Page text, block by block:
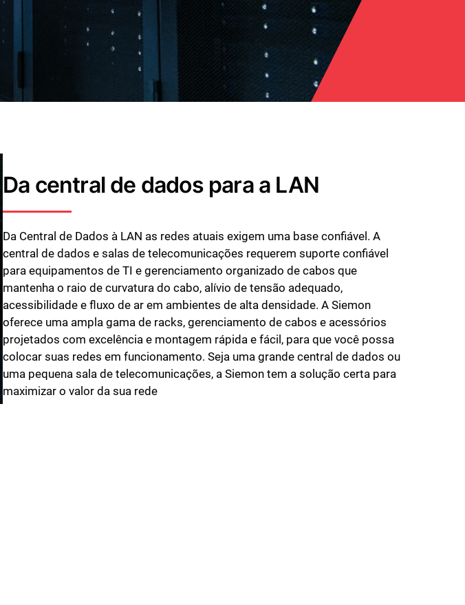
Da central de dados para a LAN
Da Central de Dados à LAN as redes atuais exigem uma base confiável. A
central de dados e salas de telecomunicações requerem suporte confiável
para equipamentos de TI e gerenciamento organizado de cabos que
mantenha o raio de curvatura do cabo, alívio de tensão adequado,
acessibilidade e fluxo de ar em ambientes de alta densidade. A Siemon
oferece uma ampla gama de racks, gerenciamento de cabos e acessórios
projetados com excelência e montagem rápida e fácil, para que você possa
colocar suas redes em funcionamento. Seja uma grande central de dados ou
uma pequena sala de telecomunicações, a Siemon tem a solução certa para
maximizar o valor da sua rede